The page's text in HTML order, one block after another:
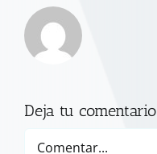
Deja tu comentario